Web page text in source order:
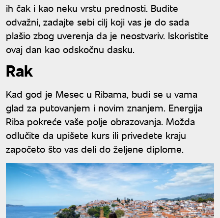
ih čak i kao neku vrstu prednosti. Budite
odvažni, zadajte sebi cilj koji vas je do sada
plašio zbog uverenja da je neostvariv. Iskoristite
ovaj dan kao odskočnu dasku.
Rak
Kad god je Mesec u Ribama, budi se u vama
glad za putovanjem i novim znanjem. Energija
Riba pokreće vaše polje obrazovanja. Možda
odlučite da upišete kurs ili privedete kraju
započeto što vas deli do željene diplome.